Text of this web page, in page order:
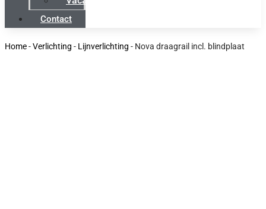
Contact
Home-Verlichting - Lijnverlichting - Nova draagrail incl. blindplaat